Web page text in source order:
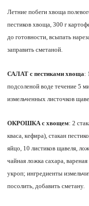
Летние побеги хвоща
пестиков хвоща, 300 г
до готовности, всыпать
заправить сметаной.
САЛАТ с пестиками хвоща:
подсоленой воде течение 5
измельченных листочков
ОКРОШКА с хвощем: 2
кваса, кефира), стакан
яйцо, 10 листиков щавеля,
чайная ложка сахара,
укроп; ингредиенты
посолить, добавить сметану.